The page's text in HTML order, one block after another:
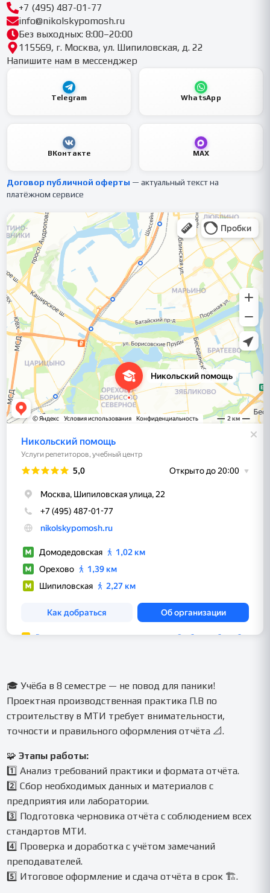
+7 (495) 487-01-77
info@nikolskypomosh.ru
Без выходных: 8:00–20:00
115569, г. Москва, ул. Шипиловская, д. 22
Напишите нам в мессенджер
Telegram WhatsApp
ВКонтакте MAX
Договор публичной оферты — актуальный текст на
платёжном сервисе
🎓 Учёба в 8 семестре — не повод для паники!
Проектная производственная практика П.В по
строительству в МТИ требует внимательности,
точности и правильного оформления отчёта 📐.
🧩Этапы работы:
1️⃣ Анализ требований практики и формата отчёта.
2️⃣ Сбор необходимых данных и материалов с
предприятия или лаборатории.
3️⃣ Подготовка черновика отчёта с соблюдением всех
стандартов МТИ.
4️⃣ Проверка и доработка с учётом замечаний
преподавателей.
5️⃣ Итоговое оформление и сдача отчёта в срок 🏗️.